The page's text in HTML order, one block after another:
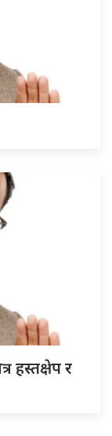
हस्तक्षेप र